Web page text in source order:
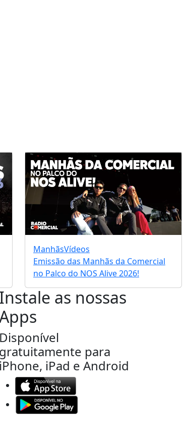
ManhãsVídeos
Emissão das Manhãs da Comercial
no Palco do NOS Alive 2026!
Instale as nossas
Disponível
gratuitamente para
iPhone, iPad e Android